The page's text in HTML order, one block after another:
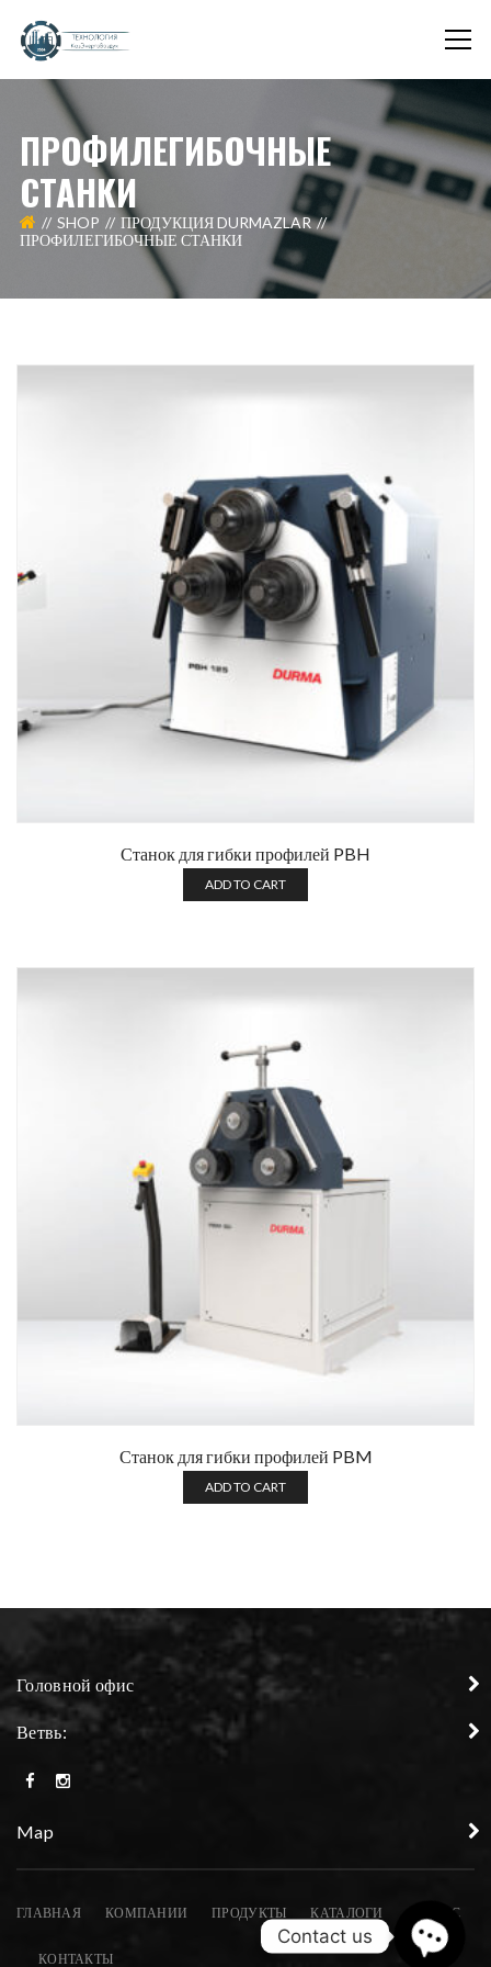
ПРОФИЛЕГИБОЧНЫЕ
СТАНКИ
SHOP
ПРОДУКЦИЯ DURMAZLAR
ПРОФИЛЕГИБОЧНЫЕ СТАНКИ
Станок для гибки профилей PBH
ADD TO CART
Станок для гибки профилей PBM
ADD TO CART
Головной офис
Ветвь:
Map
ГЛАВНАЯ КОМПАНИИ ПРОДУКТЫ КАТАЛОГИ СЕРВИС
КОНТАКТЫ
Contact us